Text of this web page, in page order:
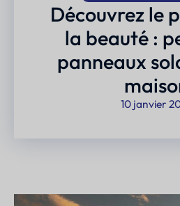
Découvrez le
la beauté :
panneaux
10 janvier